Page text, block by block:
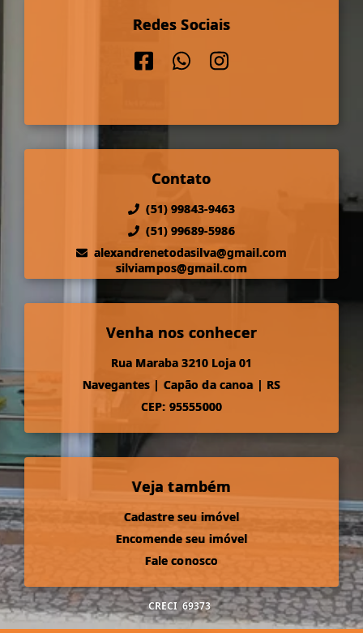
Redes Sociais
Contato
(51) 99843-9463
(51) 99689-5986
alexandrenetodasilva@gmail.com
silviampos@gmail.com
Venha nos conhecer
Rua Maraba 3210 Loja 01
Navegantes | Capão da canoa | RS
CEP: 95555000
Veja também
Cadastre seu imóvel
Encomende seu imóvel
Fale conosco
CRECI 69373